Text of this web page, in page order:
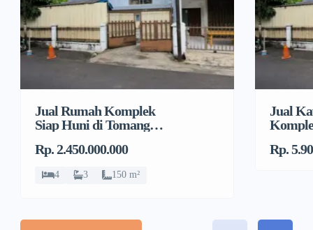
Jual Rumah Komplek
Siap Huni di Tomang
jakarta barat
Rp. 2.450.000.000
4 3 150 m²
Jual
Rp.